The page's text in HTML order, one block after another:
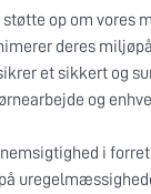
op om
deres
et sikkert og
og
i